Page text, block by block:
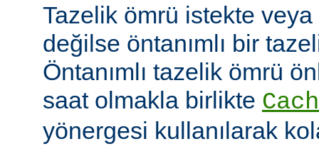
Tazelik ömrü istekte veya
değilse öntanımlı bir
Öntanımlı tazelik ömrü
saat olmakla birlikte
yönergesi kullanılarak